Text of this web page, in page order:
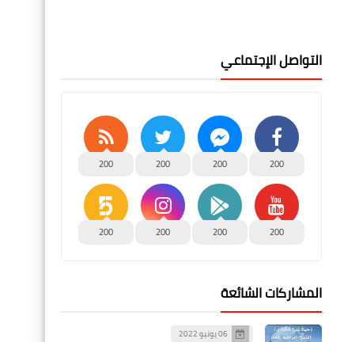
التواصل الإجتماعي
200
200
200
200
200
200
200
200
المشاركات الشائعة
06 يونيو 2022